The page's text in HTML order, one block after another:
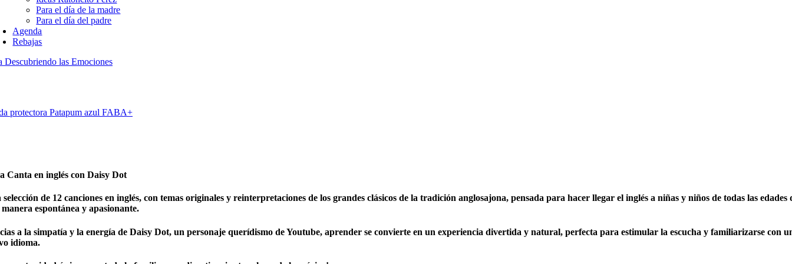
Para el día de la madre
Para el día del padre
Agenda
Rebajas
Descubriendo las Emociones
protectora Patapum azul FABA+
Canta en inglés con Daisy Dot
selección de 12 canciones en inglés, con temas originales y reinterpretaciones de los grandes clásicos de la tradición anglosajona, pensada para hacer llegar el inglés a niñas y niños de todas las edades
espontánea y apasionante.
a la simpatía y la energía de Daisy Dot, un personaje querídismo de Youtube, aprender se convierte en un experiencia divertida y natural, perfecta para estimular la escucha y familiarizarse con
idioma.